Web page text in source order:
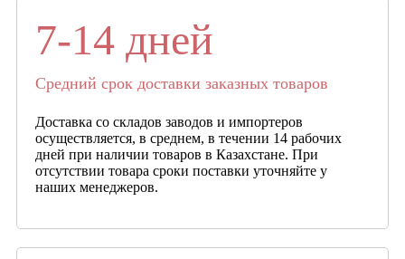
7-14 дней
Средний срок доставки заказных товаров
Доставка со складов заводов и импортеров
осуществляется, в среднем, в течении 14 рабочих
дней при наличии товаров в Казахстане. При
отсутствии товара сроки поставки уточняйте у
наших менеджеров.